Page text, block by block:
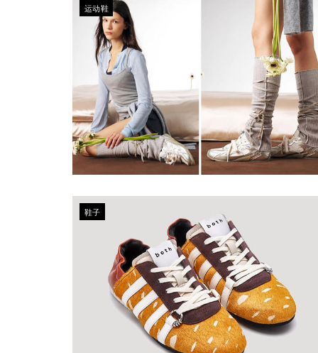
运动鞋
鞋子